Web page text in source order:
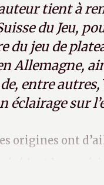
tient à
du Jeu,
du jeu de
Allemagne,
entre autres,
éclairage sur
origines ont